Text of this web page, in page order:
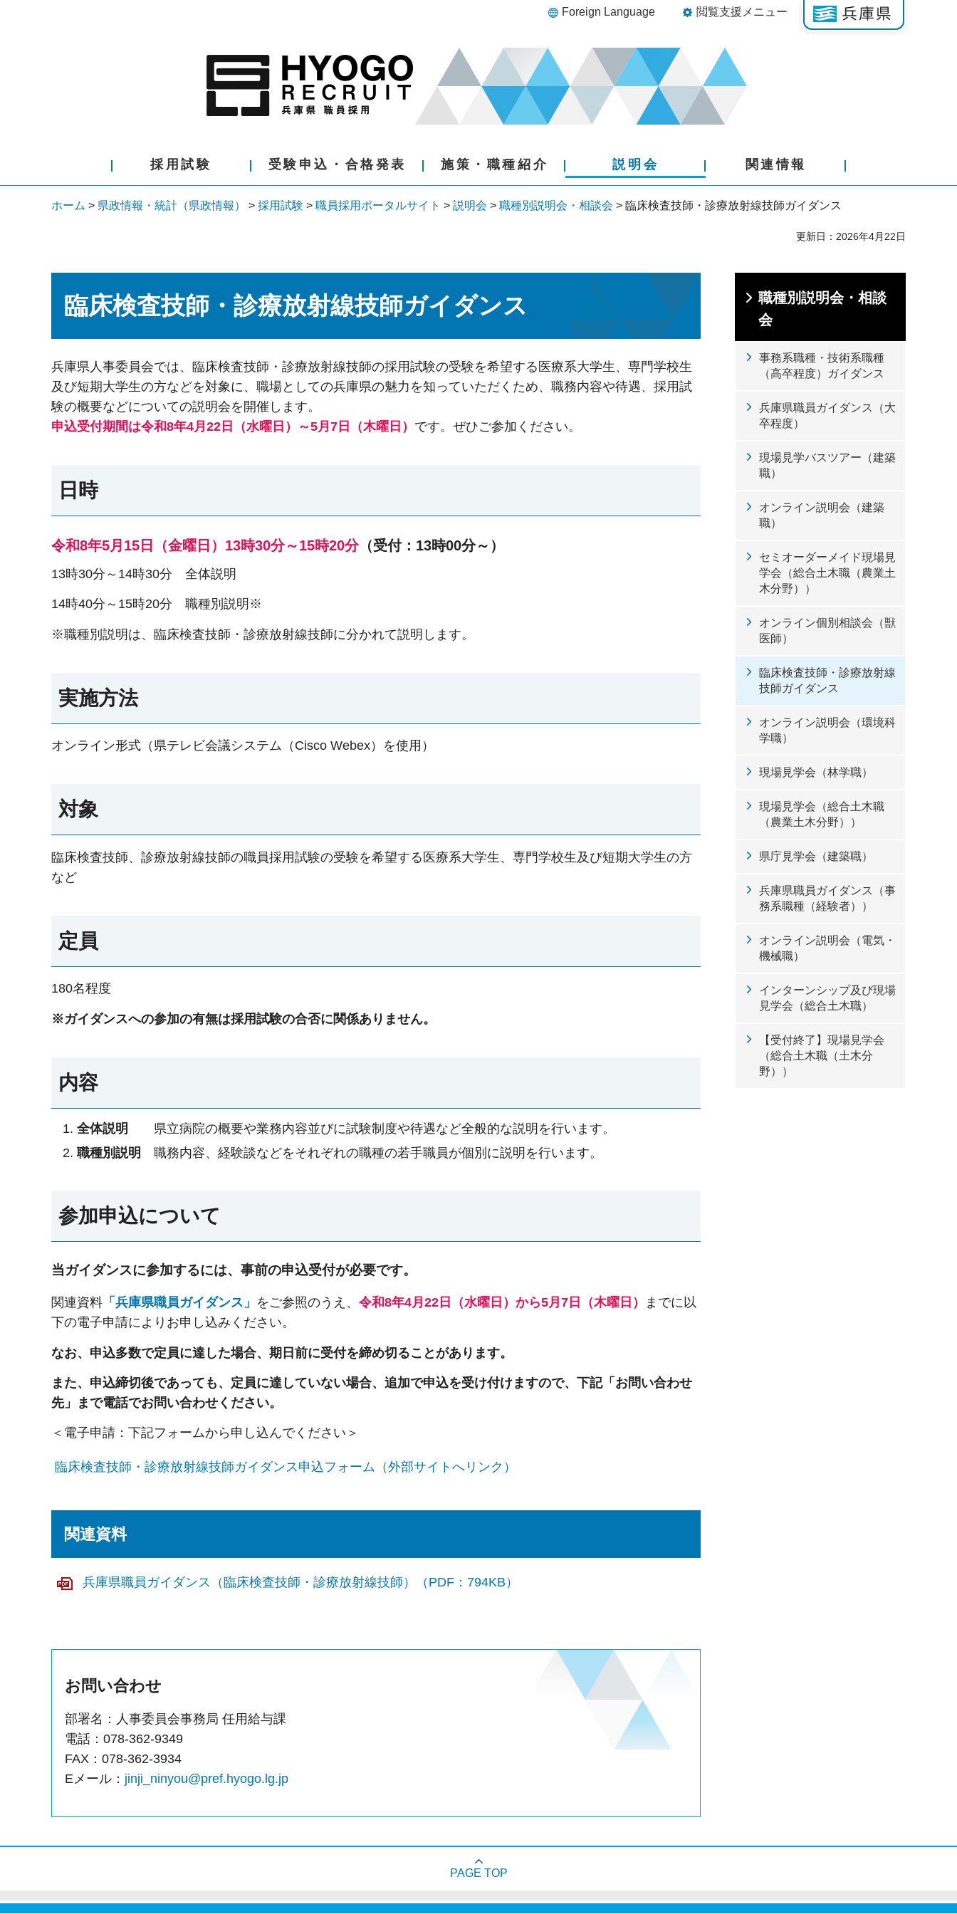
Foreign Language 閲覧支援メニュー
採用試験 受験申込・合格発表 施策・職種紹介 説明会 関連情報
ホーム > 県政情報・統計（県政情報） > 採用試験 > 職員採用ポータルサイト > 説明会 > 職種別説明会・相談会 > 臨床検査技師・診療放射線技師ガイダンス
更新日：2026年4月22日
臨床検査技師・診療放射線技師ガイダンス
兵庫県人事委員会では、臨床検査技師・診療放射線技師の採用試験の受験を希望する医療系大学生、専門学校生
及び短期大学生の方などを対象に、職場としての兵庫県の魅力を知っていただくため、職務内容や待遇、採用試
験の概要などについての説明会を開催します。
申込受付期間は令和8年4月22日（水曜日）～5月7日（木曜日） です。ぜひご参加ください。
日時
令和8年5月15日（金曜日）13時30分～15時20分（受付：13時00分～）
13時30分～14時30分 全体説明
14時40分～15時20分 職種別説明※
※職種別説明は、臨床検査技師・診療放射線技師に分かれて説明します。
実施方法
オンライン形式（県テレビ会議システム（Cisco Webex）を使用）
対象
臨床検査技師、診療放射線技師の職員採用試験の受験を希望する医療系大学生、専門学校生及び短期大学生の方
など
定員
180名程度
※ガイダンスへの参加の有無は採用試験の合否に関係ありません。
内容
全体説明 県立病院の概要や業務内容並びに試験制度や待遇など全般的な説明を行います。
職種別説明 職務内容、経験談などをそれぞれの職種の若手職員が個別に説明を行います。
参加申込について
当ガイダンスに参加するには、事前の申込受付が必要です。
関連資料 「兵庫県職員ガイダンス」 をご参照のうえ、 令和8年4月22日（水曜日）から5月7日（木曜日）
までに以
下の電子申請によりお申し込みください。
なお、申込多数で定員に達した場合、期日前に受付を締め切ることがあります。
また、申込締切後であっても、定員に達していない場合、追加で申込を受け付けますので、下記「お問い合わせ
先」まで電話でお問い合わせください。
＜電子申請：下記フォームから申し込んでください＞
臨床検査技師・診療放射線技師ガイダンス申込フォーム（外部サイトへリンク）
関連資料
兵庫県職員ガイダンス（臨床検査技師・診療放射線技師）（PDF：794KB）
お問い合わせ
部署名：人事委員会事務局 任用給与課
電話：078-362-9349
FAX：078-362-3934
Eメール： jinji_ninyou@pref.hyogo.lg.jp
職種別説明会・相談
会
事務系職種・技術系職種
（高卒程度）ガイダンス
兵庫県職員ガイダンス（大
卒程度）
現場見学バスツアー（建築
職）
オンライン説明会（建築
職）
セミオーダーメイド現場見
学会（総合土木職（農業土
木分野））
オンライン個別相談会（獣
医師）
臨床検査技師・診療放射線
技師ガイダンス
オンライン説明会（環境科
学職）
現場見学会（林学職）
現場見学会（総合土木職
（農業土木分野））
県庁見学会（建築職）
兵庫県職員ガイダンス（事
務系職種（経験者））
オンライン説明会（電気・
機械職）
インターンシップ及び現場
見学会（総合土木職）
【受付終了】現場見学会
（総合土木職（土木分
野））
PAGE TOP